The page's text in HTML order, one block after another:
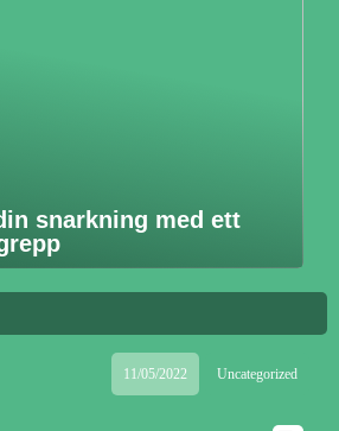
snarkning med ett
11/05/2022 Uncategorized